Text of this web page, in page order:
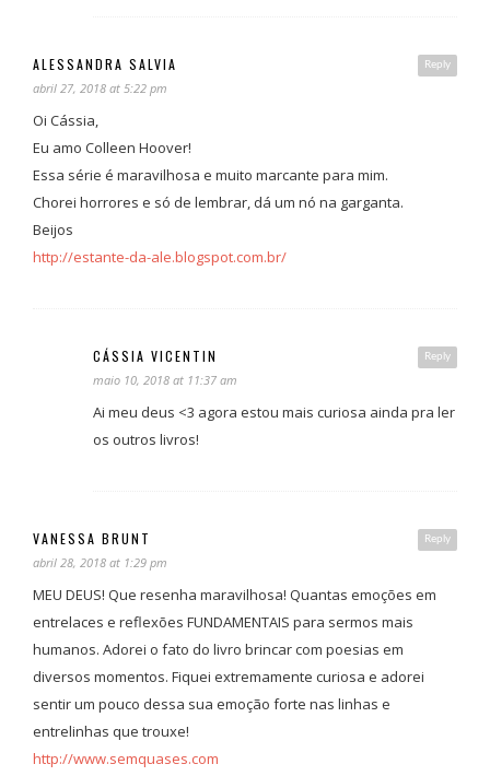
Reply
ALESSANDRA SALVIA
abril 27, 2018 at 5:22 pm
Oi Cássia,
Eu amo Colleen Hoover!
Essa série é maravilhosa e muito marcante para mim.
Chorei horrores e só de lembrar, dá um nó na garganta.
Beijos
http://estante-da-ale.blogspot.com.br/
Reply
CÁSSIA VICENTIN
maio 10, 2018 at 11:37 am
Ai meu deus <3 agora estou mais curiosa ainda pra ler
os outros livros!
Reply
VANESSA BRUNT
abril 28, 2018 at 1:29 pm
MEU DEUS! Que resenha maravilhosa! Quantas emoções em
entrelaces e reflexões FUNDAMENTAIS para sermos mais
humanos. Adorei o fato do livro brincar com poesias em
diversos momentos. Fiquei extremamente curiosa e adorei
sentir um pouco dessa sua emoção forte nas linhas e
entrelinhas que trouxe!
http://www.semquases.com